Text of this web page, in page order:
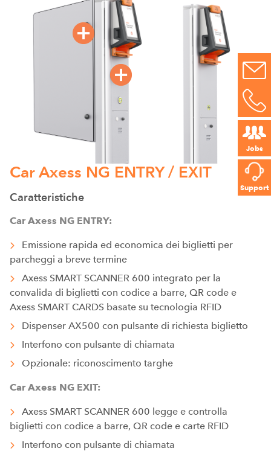
Jobs
Support
Car Axess NG ENTRY / EXIT
Caratteristiche
Car Axess NG ENTRY:
Emissione rapida ed economica dei biglietti per
parcheggi a breve termine
Axess SMART SCANNER 600 integrato per la
convalida di biglietti con codice a barre, QR code e
Axess SMART CARDS basate su tecnologia RFID
Dispenser AX500 con pulsante di richiesta biglietto
Interfono con pulsante di chiamata
Opzionale: riconoscimento targhe
Car Axess NG EXIT:
Axess SMART SCANNER 600 legge e controlla
biglietti con codice a barre, QR code e carte RFID
Interfono con pulsante di chiamata